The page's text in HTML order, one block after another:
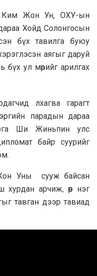
Ким Жон Ун, ОХУ-ын
дараа Хойд Солонгосын
бүх тавилга буюу
аягыг даруй
ул мөрийг арилгах
лхагва гарагт
парадын дараа
Ши Жиньпин улс
байр суурийг
Уны сууж байсан
арчиж, өөр нэг
тавган дээр тавиад